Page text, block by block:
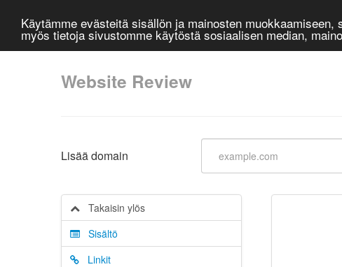
Käytämme evästeitä sisällön ja mainosten
myös tietoja sivustomme käytöstä sosiaalisen median,
Website Review
Lisää domain
Takaisin ylös
Sisältö
Linkit